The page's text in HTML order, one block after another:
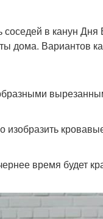
в канун
дома. Вариантов
время будет